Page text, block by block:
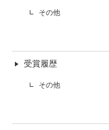
その他
受賞履歴
その他